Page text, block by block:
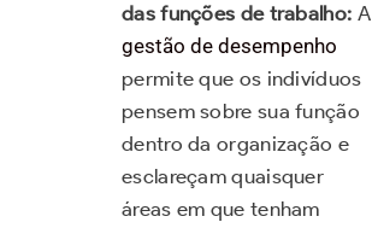
das funções de trabalho: A
gestão de desempenho
permite que os indivíduos
pensem sobre sua função
dentro da organização e
esclareçam quaisquer
áreas em que tenham